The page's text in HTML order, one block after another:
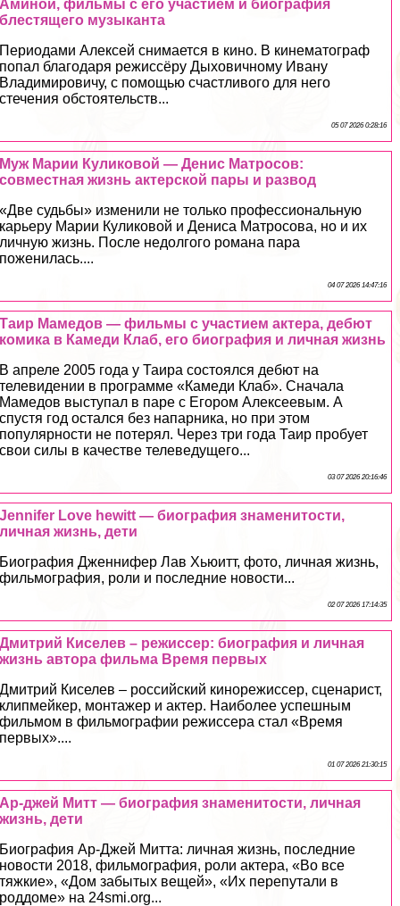
Аминой, фильмы с его участием и биография
блестящего музыканта
Периодами Алексей снимается в кино. В кинематограф
попал благодаря режиссёру Дыховичному Ивану
Владимировичу, с помощью счастливого для него
стечения обстоятельств...
05 07 2026 0:28:16
Муж Марии Куликовой — Денис Матросов:
совместная жизнь актерской пары и развод
«Две судьбы» изменили не только профессиональную
карьеру Марии Куликовой и Дениса Матросова, но и их
личную жизнь. После недолгого романа пара
поженилась....
04 07 2026 14:47:16
Таир Мамедов — фильмы с участием актера, дебют
комика в Камеди Клаб, его биография и личная жизнь
В апреле 2005 года у Таира состоялся дебют на
телевидении в программе «Камеди Клаб». Сначала
Мамедов выступал в паре с Егором Алексеевым. А
спустя год остался без напарника, но при этом
популярности не потерял. Через три года Таир пробует
свои силы в качестве телеведущего...
03 07 2026 20:16:46
Jennifer Love hewitt — биография знаменитости,
личная жизнь, дети
Биография Дженнифер Лав Хьюитт, фото, личная жизнь,
фильмография, роли и последние новости...
02 07 2026 17:14:35
Дмитрий Киселев – режиссер: биография и личная
жизнь автора фильма Время первых
Дмитрий Киселев – российский кинорежиссер, сценарист,
клипмейкер, монтажер и актер. Наиболее успешным
фильмом в фильмографии режиссера стал «Время
первых»....
01 07 2026 21:30:15
Ар-джей Митт — биография знаменитости, личная
жизнь, дети
Биография Ар-Джей Митта: личная жизнь, последние
новости 2018, фильмография, роли актера, «Во все
тяжкие», «Дом забытых вещей», «Их перепутали в
роддоме» на 24smi.org...